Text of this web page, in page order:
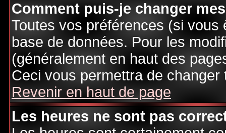
Comment puis-je changer
Toutes vos préférences (si
base de données. Pour les
(généralement en haut des
Ceci vous permettra de
Revenir en haut de page
Les heures ne sont pas